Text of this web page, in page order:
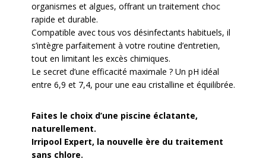
organismes et algues, offrant un traitement choc
rapide et durable.
Compatible avec tous vos désinfectants habituels, il
s’intègre parfaitement à votre routine d’entretien,
tout en limitant les excès chimiques.
Le secret d’une efficacité maximale ? Un pH idéal
entre 6,9 et 7,4, pour une eau cristalline et équilibrée.
Faites le choix d’une piscine éclatante,
naturellement.
Irripool Expert, la nouvelle ère du traitement
sans chlore.